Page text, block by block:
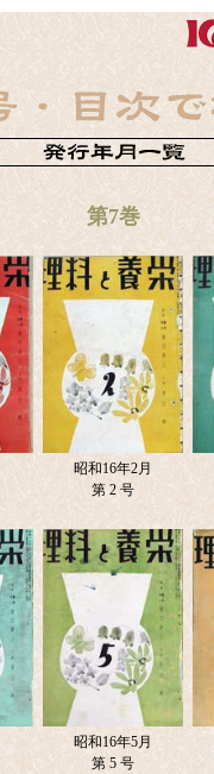
第7巻
昭和16年2月
第 2 号
昭和16年5月
第 5 号